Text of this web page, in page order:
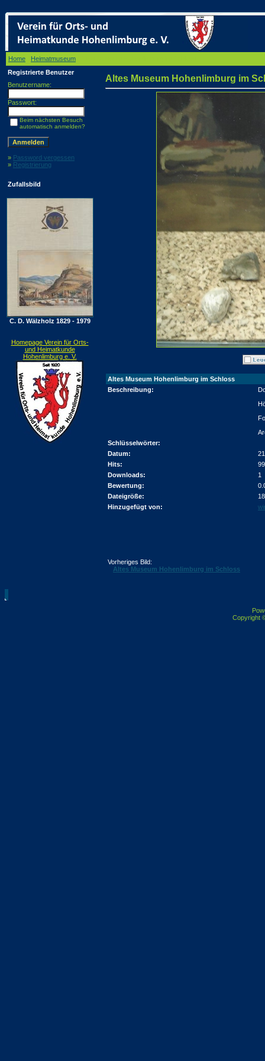
Home Heimatmuseum
Registrierte Benutzer
Benutzername:
Passwort:
Beim nächsten Besuch
automatisch anmelden?
» Password vergessen
» Registrierung
Zufallsbild
C. D. Wälzholz 1829 - 1979
Homepage Verein für Orts-
und Heimatkunde
Hohenlimburg e. V.
Altes Museum Hohenlimburg im
Altes Museum Hohenlimburg im Schloss
Beschreibung:
Schlüsselwörter:
Datum:
Hits:
Downloads:
1
Bewertung:
Dateigröße:
Hinzugefügt von:
Vorheriges Bild:
Altes Museum Hohenlimburg im Schloss
Copyright